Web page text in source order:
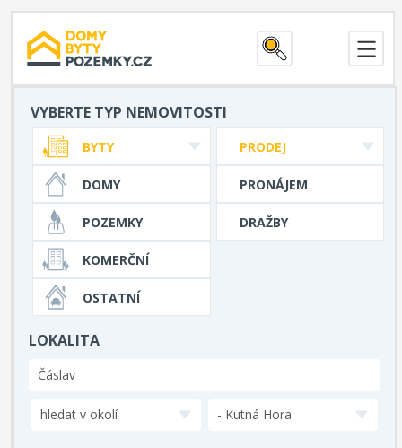
VYBERTE TYP NEMOVITOSTI
PRODEJ
PRONÁJEM
DRAŽBY
BYTY
DOMY
POZEMKY
KOMERČNÍ
OSTATNÍ
LOKALITA
hledat v okolí - Kutná Hora